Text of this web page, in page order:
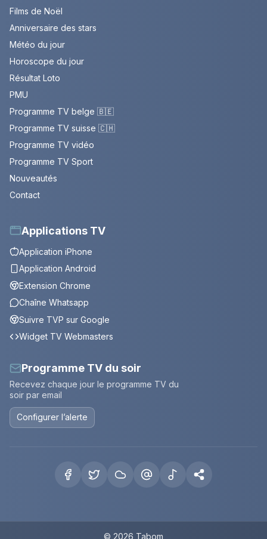
Films de Noël
Anniversaire des stars
Météo du jour
Horoscope du jour
Résultat Loto
PMU
Programme TV belge 🇧🇪
Programme TV suisse 🇨🇭
Programme TV vidéo
Programme TV Sport
Nouveautés
Contact
Applications TV
Application iPhone
Application Android
Extension Chrome
Chaîne Whatsapp
Suivre TVP sur Google
Widget TV Webmasters
Programme TV du soir
Recevez chaque jour le programme TV du
soir par email
Configurer l’alerte
© 2026 Tabom